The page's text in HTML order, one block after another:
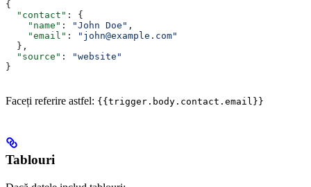
{
  "contact"
: {
    "name"
: "John Doe" ,
    "email"
:
"john@example.com"
  },
  "source"
:
"website"
}
Faceți referire astfel: {{trigger.body.contact.email}}
Tablouri